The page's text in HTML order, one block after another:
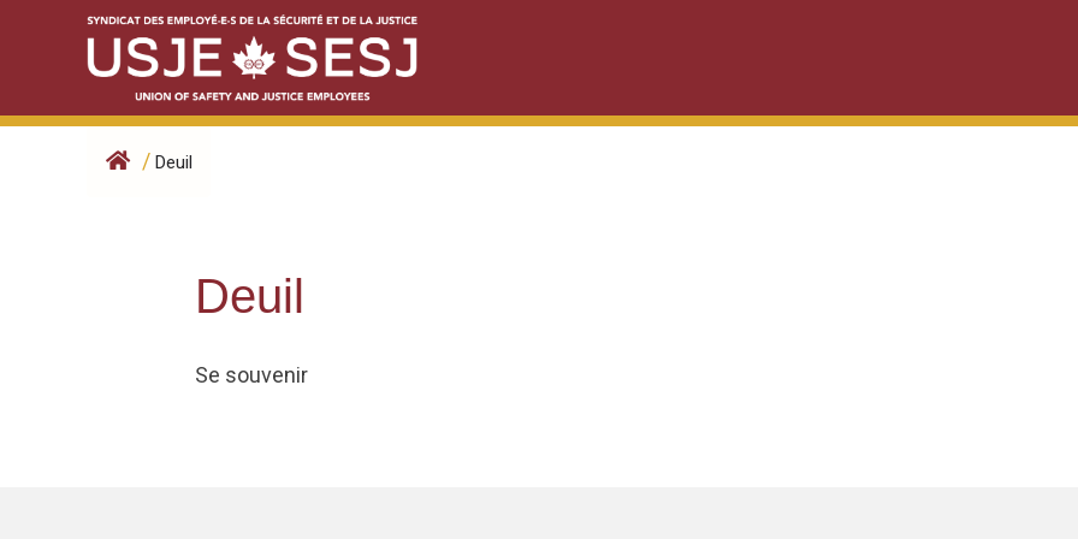
/ Deuil
Deuil
Se souvenir